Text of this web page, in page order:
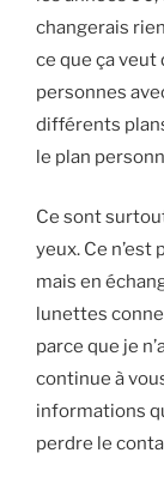
changerais
ce que ça veut
personnes
différents
le plan
Ce sont
yeux. Ce n’est
mais en
lunettes
parce que je
continue à
informations
perdre le